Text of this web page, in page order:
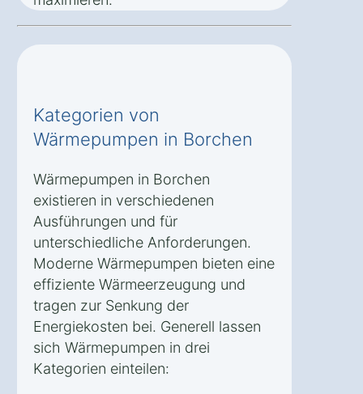
Kategorien von
Wärmepumpen in Borchen
Wärmepumpen in Borchen
existieren in verschiedenen
Ausführungen und für
unterschiedliche Anforderungen.
Moderne Wärmepumpen bieten eine
effiziente Wärmeerzeugung und
tragen zur Senkung der
Energiekosten bei. Generell lassen
sich Wärmepumpen in drei
Kategorien einteilen: